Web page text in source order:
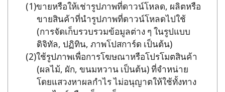
ขายหรือให้เช่ารูปภาพที่ดาวน์โหลด, ผลิตหรือ
ขายสินค้าที่นำรูปภาพที่ดาวน์โหลดไปใช้
(การจัดเก็บรวบรวมข้อมูลต่าง ๆ ในรูปแบบ
ดิจิทัล, ปฏิทิน, ภาพโปสการ์ด เป็นต้น)
ใช้รูปภาพเพื่อการโฆษณาหรือโปรโมตสินค้า
(ผลไม้, ผัก, ขนมหวาน เป็นต้น) ที่จำหน่าย
โดยแสวงหาผลกำไร ไม่อนุญาตให้ใช้ทั้งทาง